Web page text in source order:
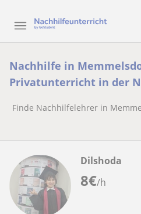
Nachhilfe in
Privatunterricht in der
Finde Nachhilfelehrer in
8€/h
Dilshoda